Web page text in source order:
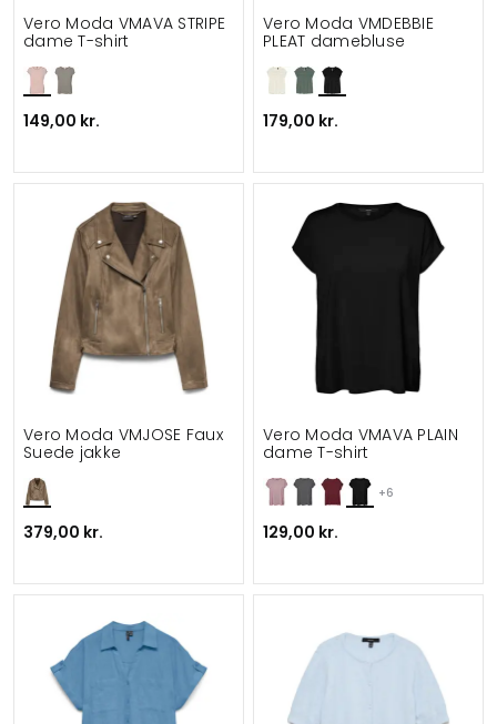
Vero Moda VMAVA STRIPE
dame T-shirt
149,00 kr.
Vero Moda VMDEBBIE
PLEAT damebluse
179,00 kr.
Vero Moda VMJOSE Faux
Suede jakke
379,00 kr.
+6
Vero Moda VMAVA PLAIN
dame T-shirt
129,00 kr.